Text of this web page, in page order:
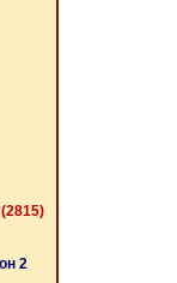
(2815)
2